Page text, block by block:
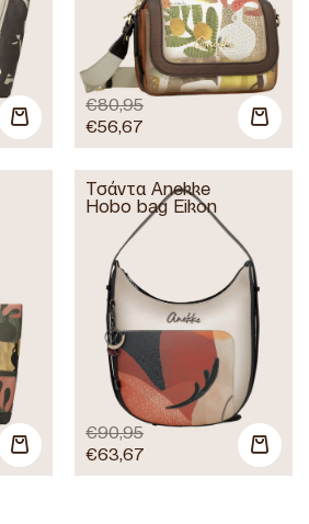
€80,95
€56,67
Τσάντα Anekke
Hobo bag Eikon
€90,95
€63,67